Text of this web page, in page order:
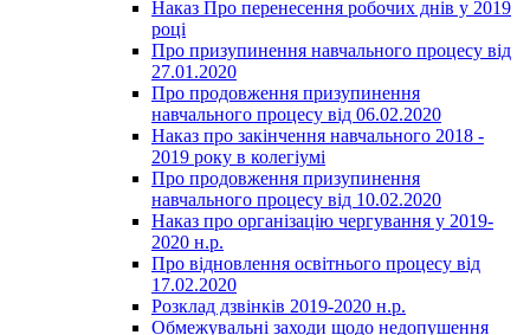
Наказ Про перенесення робочих днів у 2019
році
Про призупинення навчального процесу від
27.01.2020
Про продовження призупинення
навчального процесу від 06.02.2020
Наказ про закінчення навчального 2018 -
2019 року в колегіумі
Про продовження призупинення
навчального процесу від 10.02.2020
Наказ про організацію чергування у 2019-
2020 н.р.
Про відновлення освітнього процесу від
17.02.2020
Розклад дзвінків 2019-2020 н.р.
Обмежувальні заходи щодо недопушення